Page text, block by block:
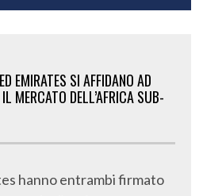
EMIRATES SI AFFIDANO AD
MERCATO DELL’AFRICA SUB-
hanno entrambi firmato